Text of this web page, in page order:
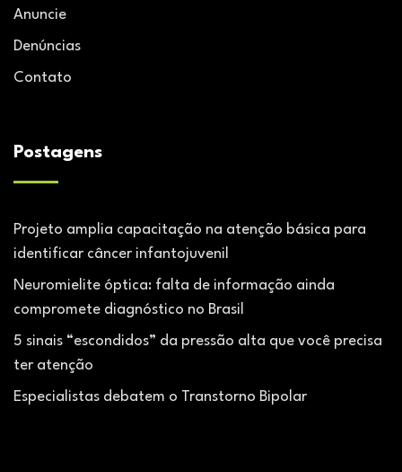
Anuncie
Denúncias
Contato
Postagens
Projeto amplia capacitação na atenção básica para
identificar câncer infantojuvenil
Neuromielite óptica: falta de informação ainda
compromete diagnóstico no Brasil
5 sinais “escondidos” da pressão alta que você precisa
ter atenção
Especialistas debatem o Transtorno Bipolar